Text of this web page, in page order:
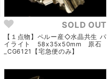
SOLD OUT
【１点物】ペルー産◇水晶共生 パ
イライト 58x35x50mm 原石
_CG6121【宅急便のみ】